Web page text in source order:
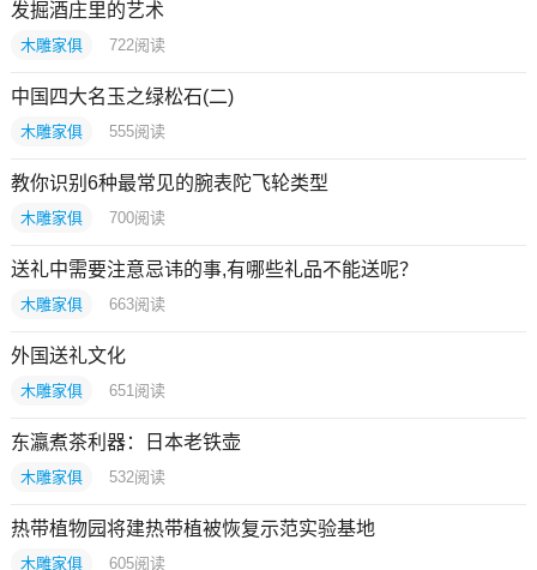
发掘酒庄里的艺术
木雕家俱 722阅读
中国四大名玉之绿松石(二)
木雕家俱 555阅读
教你识别6种最常见的腕表陀飞轮类型
木雕家俱 700阅读
送礼中需要注意忌讳的事,有哪些礼品不能送呢？
木雕家俱 663阅读
外国送礼文化
木雕家俱 651 阅读
东瀛煮茶利器：日本老铁壶
木雕家俱 532阅读
热带植物园将建热带植被恢复示范实验基地
木雕家俱 605阅读